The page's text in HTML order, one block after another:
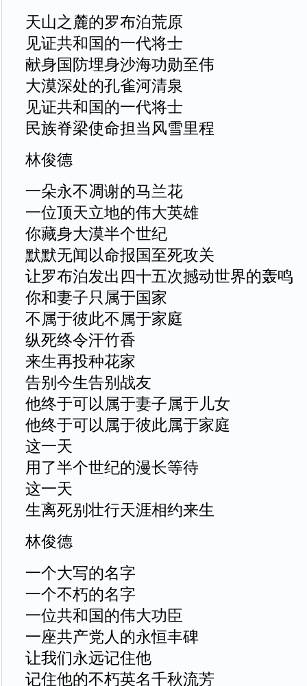
天山之麓的罗布泊荒原
见证共和国的一代将士
献身国防埋身沙海功勋至伟
大漠深处的孔雀河清泉
见证共和国的一代将士
民族脊梁使命担当风雪里程
林俊德
一朵永不凋谢的马兰花
一位顶天立地的伟大英雄
你藏身大漠半个世纪
默默无闻以命报国至死攻关
让罗布泊发出四十五次撼动世界的轰鸣
你和妻子只属于国家
不属于彼此不属于家庭
纵死终令汗竹香
来生再投种花家
告别今生告别战友
他终于可以属于妻子属于儿女
他终于可以属于彼此属于家庭
这一天
用了半个世纪的漫长等待
这一天
生离死别壮行天涯相约来生
林俊德
一个大写的名字
一个不朽的名字
一位共和国的伟大功臣
一座共产党人的永恒丰碑
让我们永远记住他
记住他的不朽英名千秋流芳